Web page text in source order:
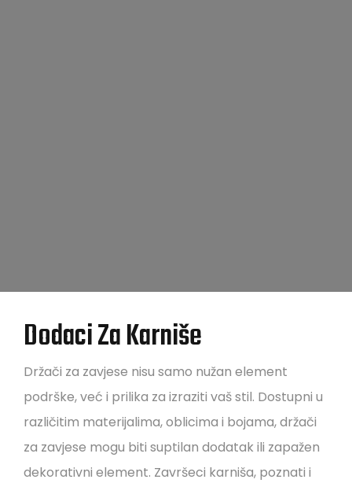
Dodaci Za Karniše
Držači za zavjese nisu samo nužan element
podrške, već i prilika za izraziti vaš stil. Dostupni u
različitim materijalima, oblicima i bojama, držači
za zavjese mogu biti suptilan dodatak ili zapažen
dekorativni element. Završeci karniša, poznati i